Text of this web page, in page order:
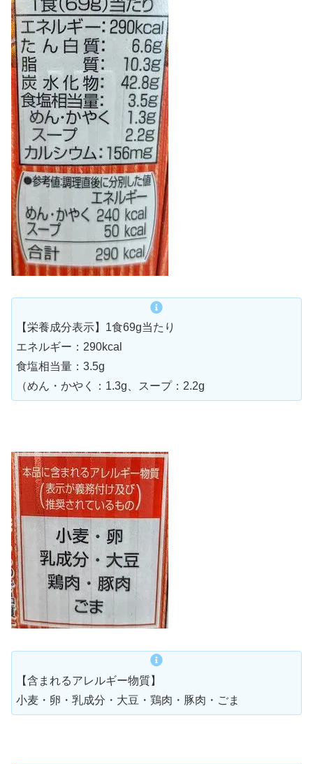
【栄養成分表示】1食69g当たり
エネルギー：290kcal
食塩相当量：3.5g
（めん・かやく：1.3g、スープ：2.2g
【含まれるアレルギー物質】
小麦・卵・乳成分・大豆・鶏肉・豚肉・ごま